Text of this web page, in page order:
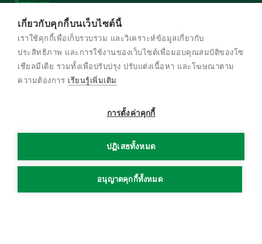
เกี่ยวกับคุกกี้บนเว็บไซต์นี้
เราใช้คุกกี้เพื่อเก็บรวบรวม และวิเคราะห์ข้อมูลเกี่ยวกับ
ประสิทธิภาพ และการใช้งานของเว็บไซต์เพื่อมอบคุณสมบัติของโซ
เชียลมีเดีย รวมทั้งเพื่อปรับปรุง ปรับแต่งเนื้อหา และโฆษณาตาม
ความต้องการ เรียนรู้เพิ่มเติม
การตั้งค่าคุกกี้
ปฏิเสธทั้งหมด
อนุญาตคุกกี้ทั้งหมด
ติดตามเรา
© สงวนลิขสิทธิ์ พ.ศ. 2569 บริษัท เครือเจริญ
นโยบายการใช้งานคุกกี้